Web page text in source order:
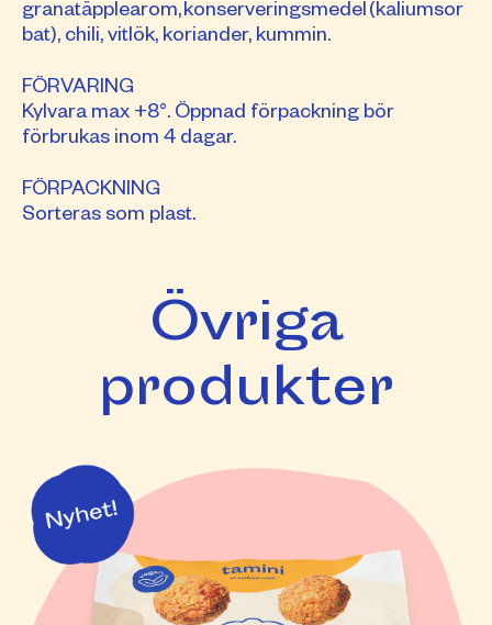
granatäpplearom, konserveringsmedel (kaliumsor
bat), chili, vitlök, koriander, kummin.
FÖRVARING
Kylvara max +8°. Öppnad förpackning bör
förbrukas inom 4 dagar.
FÖRPACKNING
Sorteras som plast.
Övriga
produkter